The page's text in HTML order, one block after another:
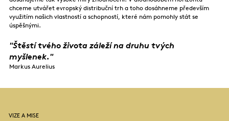
chceme utvářet evropský distribuční trh a toho dosáhneme především
využitím našich vlastností a schopností, které nám pomohly stát se
úspěšnými.
Štěstí tvého života záleží na druhu tvých
myšlenek.
Markus Aurelius
VIZE A MISE